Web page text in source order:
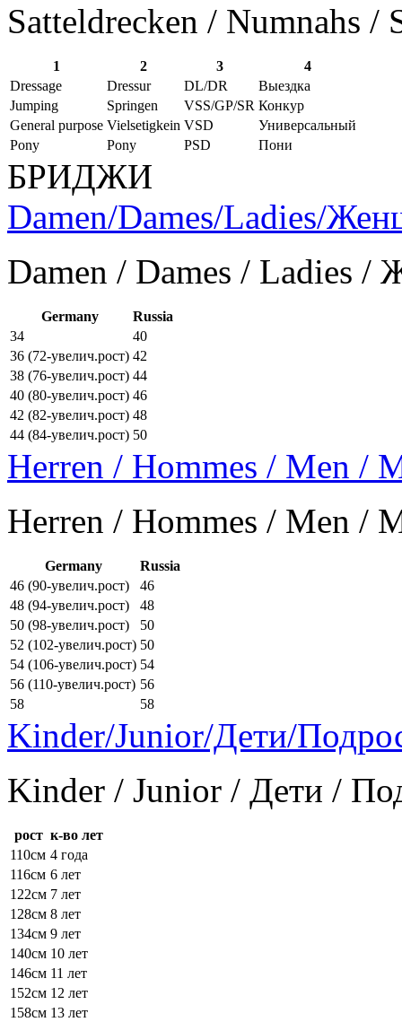
Satteldrecken / Numnahs /
1 2 3
4
Dressage
Dressur DL/DR
Выездка
Jumping
Springen VSS/GP/SR Конкур
General purpose Vielsetigkein VSD
Универсальный
Pony
Pony PSD Пони
БРИДЖИ
Damen/Dames/Ladies/
Damen / Dames / Ladies
Germany
Russia
34
40
36 (72-увелич.рост) 42
38 (76-увелич.рост) 44
40 (80-увелич.рост) 46
42 (82-увелич.рост) 48
44 (84-увелич.рост) 50
Herren / Hommes / Men /
Herren / Hommes / Men /
Germany
Russia
46 (90-увелич.рост)
46
48 (94-увелич.рост)
48
50 (98-увелич.рост)
50
52 (102-увелич.рост) 50
54 (106-увелич.рост) 54
56 (110-увелич.рост) 56
58
58
Kinder/Junior/Дети/
Kinder / Junior / Дети /
рост к-во лет
110см 4 года
116см 6 лет
122см 7 лет
128см 8 лет
134см 9 лет
140см 10 лет
146см 11 лет
152см 12 лет
158см 13 лет